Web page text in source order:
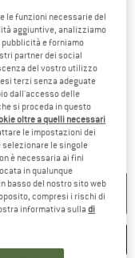
apre in una casella
le funzioni necessarie del
aggiuntive, analizziamo
e forniamo
partner dei social
del vostro utilizzo
terzi senza adeguate
dall'accesso delle
si proceda in questo
oltre a quelli necessari
le impostazioni dei
selezionare le singole
è necessaria ai fini
in qualunque
basso del nostro sito web
compresi i rischi di
informativa sulladi